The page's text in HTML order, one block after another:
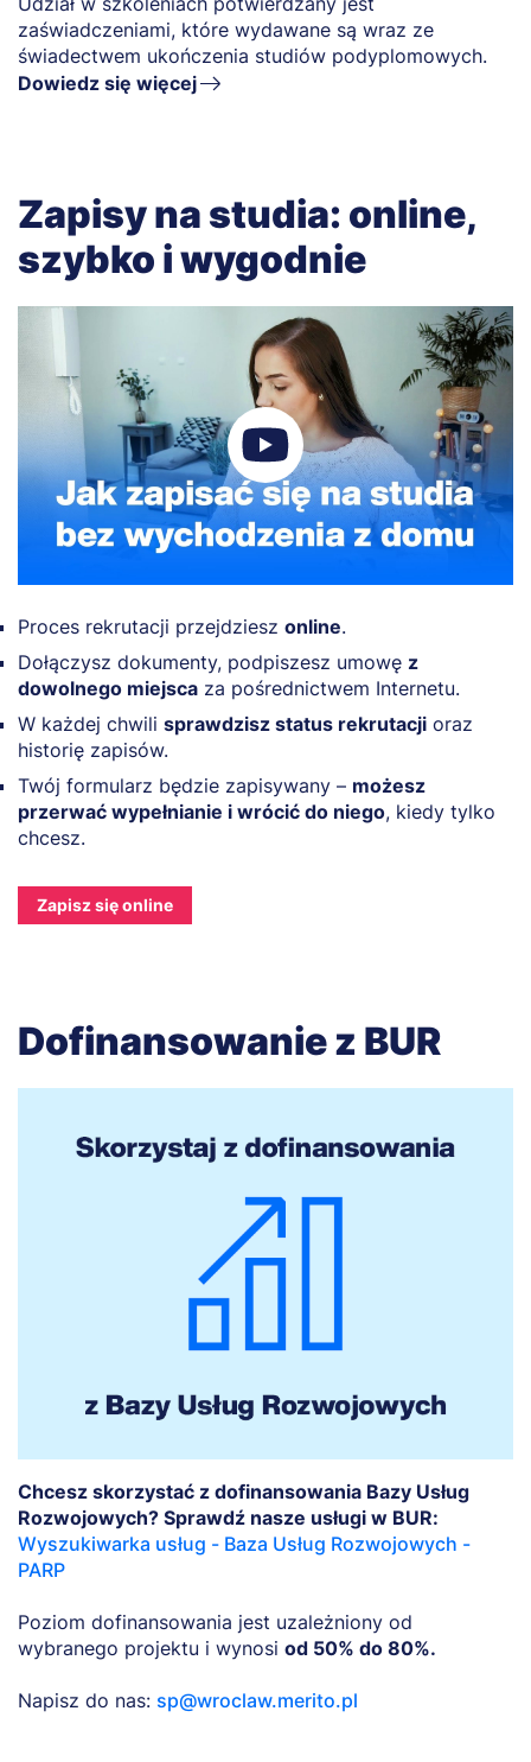
zaświadczeniami, które wydawane są wraz ze
świadectwem ukończenia studiów podyplomowych.
Dowiedz się więcej
Zapisy na studia: online,
szybko i wygodnie
Proces rekrutacji przejdziesz online.
Dołączysz dokumenty, podpiszesz umowę z
dowolnego miejsca za pośrednictwem Internetu.
W każdej chwili sprawdzisz status rekrutacji oraz
historię zapisów.
Twój formularz będzie zapisywany – możesz
przerwać wypełnianie i wrócić do niego, kiedy tylko
chcesz.
Zapisz się online
Dofinansowanie z BUR
Chcesz skorzystać z dofinansowania Bazy Usług
Rozwojowych? Sprawdź nasze usługi w BUR:
Wyszukiwarka usług - Baza Usług Rozwojowych -
PARP
Poziom dofinansowania jest uzależniony od
wybranego projektu i wynosi od 50% do 80%.
Napisz do nas: sp@wroclaw.merito.pl